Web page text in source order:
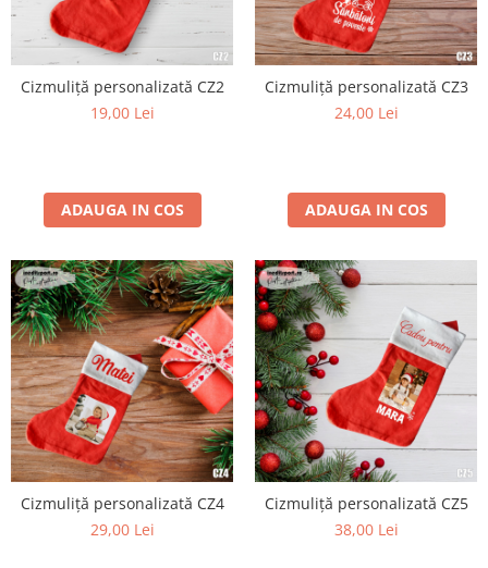
Cizmuliță personalizată CZ2
19,00 Lei
ADAUGA IN COS
Cizmuliță personalizată CZ3
24,00 Lei
ADAUGA IN COS
Cizmuliță personalizată CZ4
29,00 Lei
Cizmuliță personalizată CZ5
38,00 Lei